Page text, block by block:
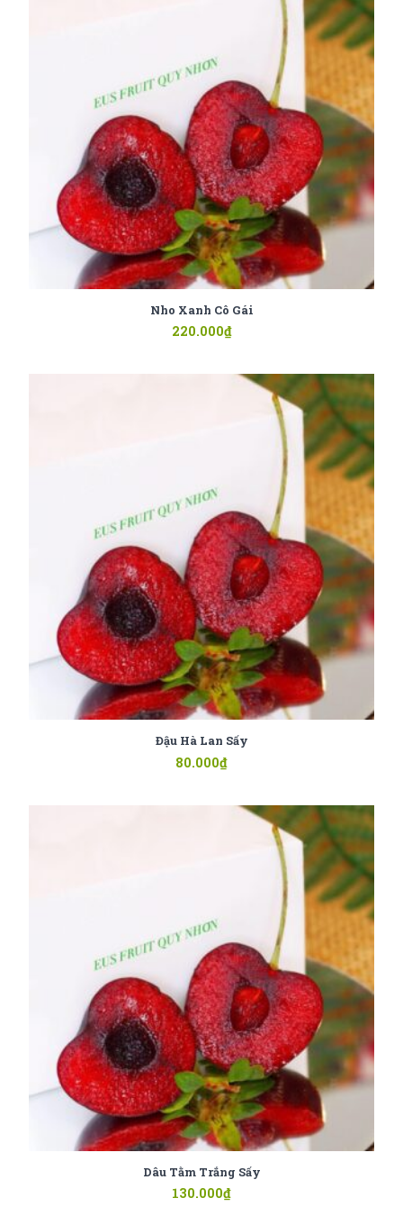
Nho Xanh Cô Gái
220.000₫
Đậu Hà Lan Sấy
80.000₫
Dâu Tằm Trắng Sấy
130.000₫